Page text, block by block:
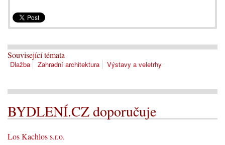
Související témata
Dlažba Zahradní architektura Výstavy a veletrhy
BYDLENÍ.CZ doporučuje
Los Kachlos s.r.o.